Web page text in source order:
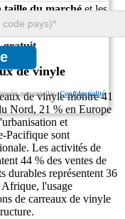
personnelles.Confidentialité
taille du marchéet les
gratuit
de vinyle
de vinyle montre 41
Nord, 21 % en Europe
et
Pacifique sont
Les activités de
44 % des ventes de
durables représentent 36
l'usage
de carreaux de vinyle